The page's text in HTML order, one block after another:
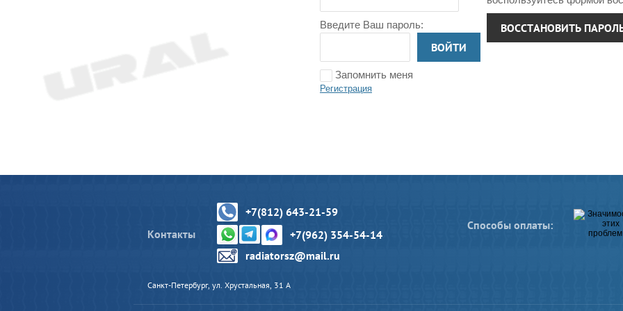
Введите Ваш пароль:
ВОЙТИ
Запомнить меня
Регистрация
ВОССТАНОВИТЬ
Контакты
+7(812) 643-21-59
+7(962) 354-54-14
radiatorsz@mail.ru
Санкт-Петербург, ул. Хрустальная, 31 А
Способы оплаты: